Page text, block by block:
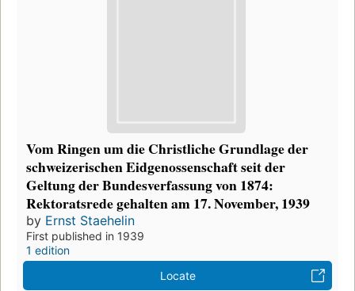
Vom Ringen um die Christliche Grundlage der
schweizerischen Eidgenossenschaft seit der
Geltung der Bundesverfassung von 1874:
Rektoratsrede gehalten am 17. November, 1939
by Ernst Staehelin
First published in 1939
1 edition
Locate